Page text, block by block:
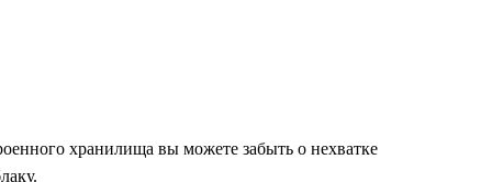
хранилища вы можете забыть о нехватке